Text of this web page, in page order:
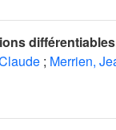
; Merrien,